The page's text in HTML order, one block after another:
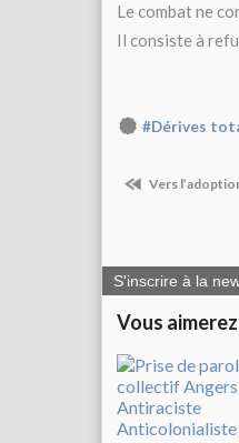
Le combat ne
Il consiste à
#Dérives
Vers
S'inscrire à la
Vous